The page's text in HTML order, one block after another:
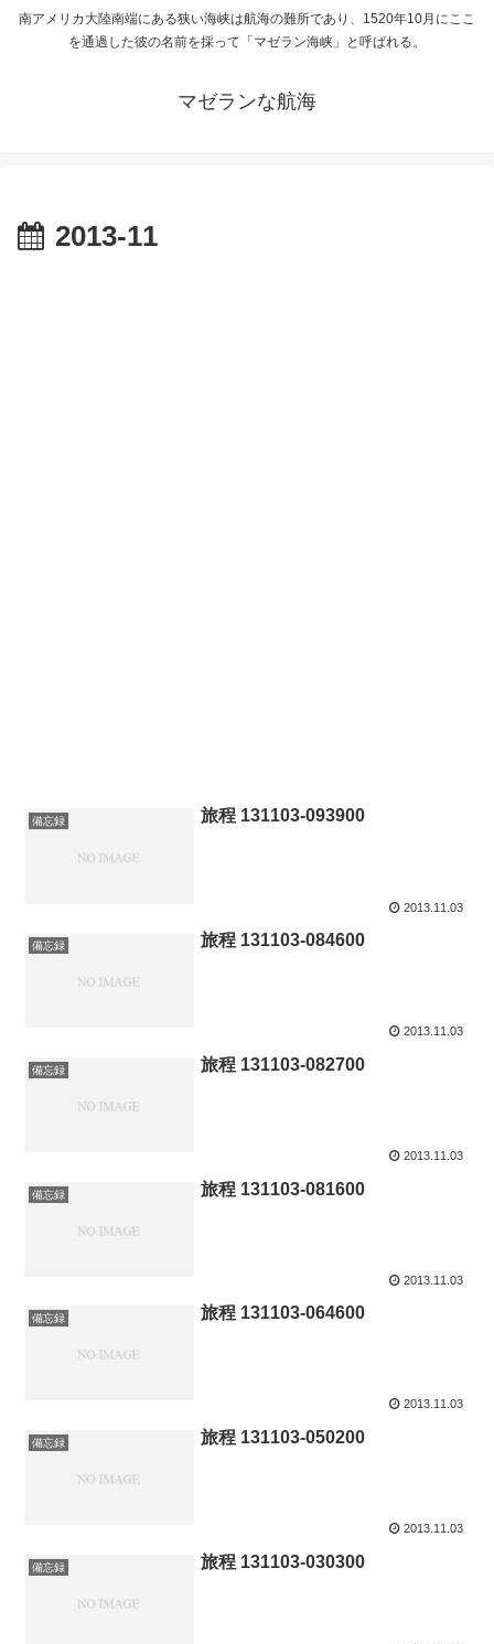
南アメリカ大陸南端にある狭い海峡は航海の難所であり、1520年10月にここ
を通過した彼の名前を採って「マゼラン海峡」と呼ばれる。
マゼランな航海
2013-11
備忘録 旅程 131103-093900
2013.11.03
備忘録 旅程 131103-084600
2013.11.03
備忘録 旅程 131103-082700
2013.11.03
備忘録 旅程 131103-081600
2013.11.03
備忘録 旅程 131103-064600
2013.11.03
備忘録 旅程 131103-050200
2013.11.03
備忘録 旅程 131103-030300